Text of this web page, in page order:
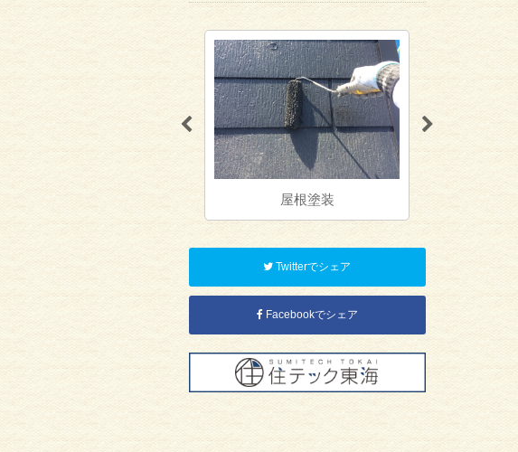
屋根塗装 防水工事・シーリング
Twitterでシェア
Facebookでシェア